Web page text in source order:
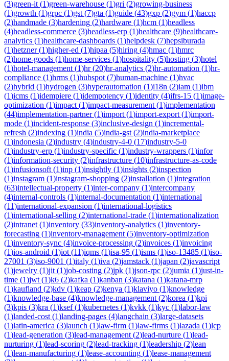
(3)green-it (1)green-warehouse (1)gri (2)growing-business
(1)growth (1)grpc (1)gst (7)gta (1)guide (43)gxp (2)gym (1)haccp
(2)handmade (3)hardening (2)hardware (1)hcm (1)headless
(4)headless-commerce (3)headless-erp (1)healthcare (9)healthcare-
analytics (1)healthcare-dashboards (1)helpdesk (7)hepsiburada
(1)hetzner(1)higher-ed (1)hipaa (5)hiring (4)hmac (1)hmrc
(2)home-goods (1)home-services (1)hospitality (5)hosting (3)hotel
(1)hotel-management (1)hr(20)hr-analytics (2)hr-automation (1)hr-
compliance (1)hrms (1)hubspot (7)human-machine (1)hvac
(2)hybrid (1)hydrogen (3)hyperautomation (1)i18n (2)iam (1)ibm
(1)icms (1)idempiere (1)idempotency (1)identity (4)ifrs-15 (1)image-
optimization (1)impact (1)impact-measurement (1)implementation
(44)implementation-partner(1)import (1)import-export (1)import-
mode (1)incident-response (3)inclusive-design (1)incremental-
refresh (2)indexing (1)india (5)india-gst (2)india-marketplace
(1)indonesia (2)industry (4)industry-4-0 (17)industry-5-0
(1)industry-erp (1)industry-specific (1)industry-wrappers (1)infor
(1)information-security (2)infrastructure (10)infrastructure-as-code
(1)infusionsoft (1)inp (1)insightly (1)insights (2)inspection
(1)instagram (1)instagram-shopping (2)installation (1)integration
(63)intellectual-property (1)inter-company (1)intercompany
(4)internal-controls (1)internal-documentation (1)international
(11)international-expansion (1)international-logistics
(1)international-selling (2)international-trade (1)internationalization
(2)intranet (1)inventory (33)inventory-analytics (1)inventory-
forecasting (1)inventory-management (5)inventory-optimization
(1)inventory-sync (4)invoice-processing (2)invoices (1)invoicing
(1)ios-android (1)iot (11)iqms (1)isa-95 (1)isms (1)iso-13485 (1)iso-
27001 (3)iso-9001 (1)italy (1)iva (2)jamstack (1)japan (2)javascript
(1)jewelry (1)jit (1)job-costing (2)jpk (1)json-rpc (2)jumia (1)just-in-
time (1)jwt (1)k6 (2)kafka (1)kanban (3)katana (1)katana-mrp
(1)kaufland (2)kdv (1)keap (2)kenya (1)klaviyo (1)knowledge
(1)knowledge-base (4)knowledge-management (2)korea (1)kpi
(3)kpis (3)kra (1)ksef(1)kubernetes (1)kvkk (1)kyc (1)labor-law
(1)landed-cost (1)landing-pages (4)langchain (3)large-datasets
(1)latin-america (3)launch (1)law-firm (1)law-firms (1)lazada (1)lcp
(1)lead-generation (3)lead-management (2)lead-nurture (1)lead-
nurturing (1)lead-scoring (2)lead-tracking (1)leadership (2)lean
(1)lean-manufacturing (1)lease-accounting (1)lease-management